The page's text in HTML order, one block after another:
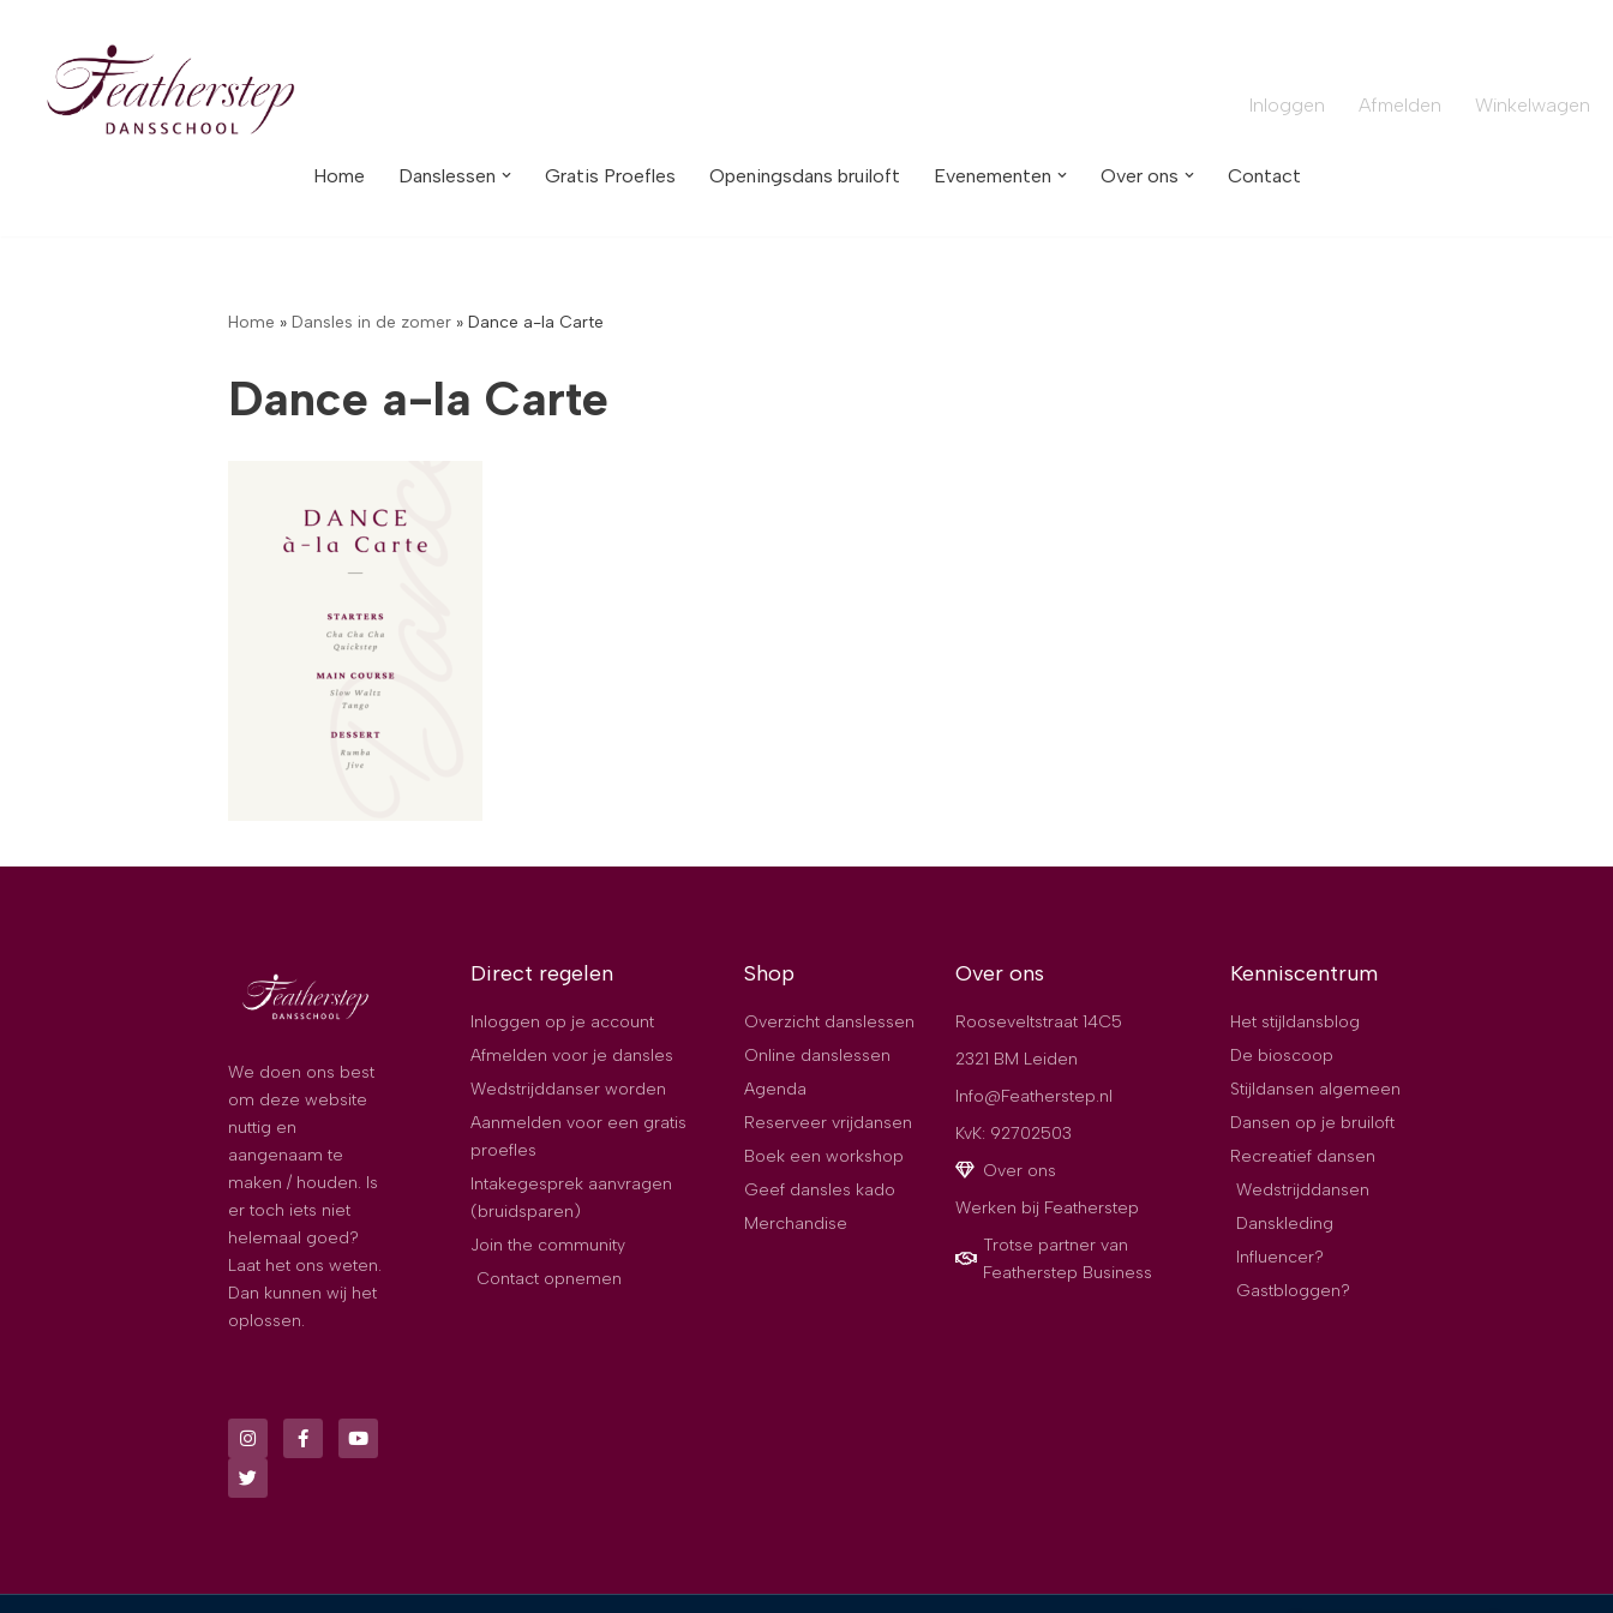
Meteen
naar
Inloggen Afmelden Winkelwagen
Home Danslessen Gratis Proefles Openingsdans bruiloft Evenementen Over ons Contact
Home » Dansles in de zomer» Dance a-la Carte
Dance a-la Carte
We doen ons best
om deze website
nuttig en
aangenaam te
maken / houden. Is
er toch iets niet
helemaal goed?
Laat het ons weten.
Dan kunnen wij het
oplossen.
Direct regelen
Inloggen op je account
Afmelden voor je dansles
Wedstrijddanser worden
Aanmelden voor een gratis
proefles
Intakegesprek aanvragen
(bruidsparen)
Join the community
Contact opnemen
Shop
Overzicht danslessen
Online danslessen
Agenda
Reserveer vrijdansen
Boek een workshop
Geef dansles kado
Merchandise
Over ons
Rooseveltstraat 14C5
2321 BM Leiden
Info@Featherstep.nl
KvK: 92702503
Over ons
Werken bij Featherstep
Trotse partner van
Featherstep Business
Kenniscentrum
Het stijldansblog
De bioscoop
Stijldansen algemeen
Dansen op je bruiloft
Recreatief dansen
Wedstrijddansen
Danskleding
Influencer?
Gastbloggen?